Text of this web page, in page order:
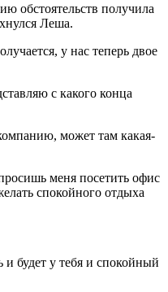
обстоятельств получила
Леша.
у нас теперь двое
с какого конца
может там какая-
меня посетить офис
спокойного отдыха
будет у тебя и спокойный